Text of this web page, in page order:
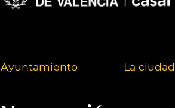
Ayuntamiento La ciudad